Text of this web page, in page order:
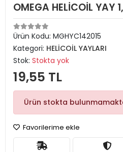
OMEGA HELİCOİL YAY
Ürün Kodu: MGHYC142015
Kategori: HELİCOİL YAYLARI
Stok: Stokta yok
19,55 TL
Ürün stokta
Favorilerime ekle